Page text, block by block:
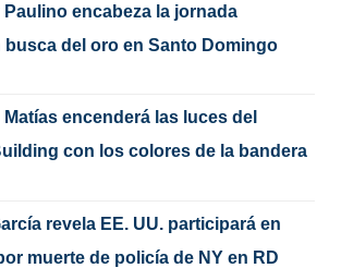
Paulino encabeza la jornada
busca del oro en Santo Domingo
encenderá las luces del
con los colores de la bandera
revela EE. UU. participará en
muerte de policía de NY en RD